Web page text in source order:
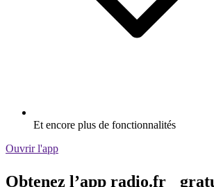
Et encore plus de fonctionnalités
Ouvrir l'app
Obtenez l’app radio.fr